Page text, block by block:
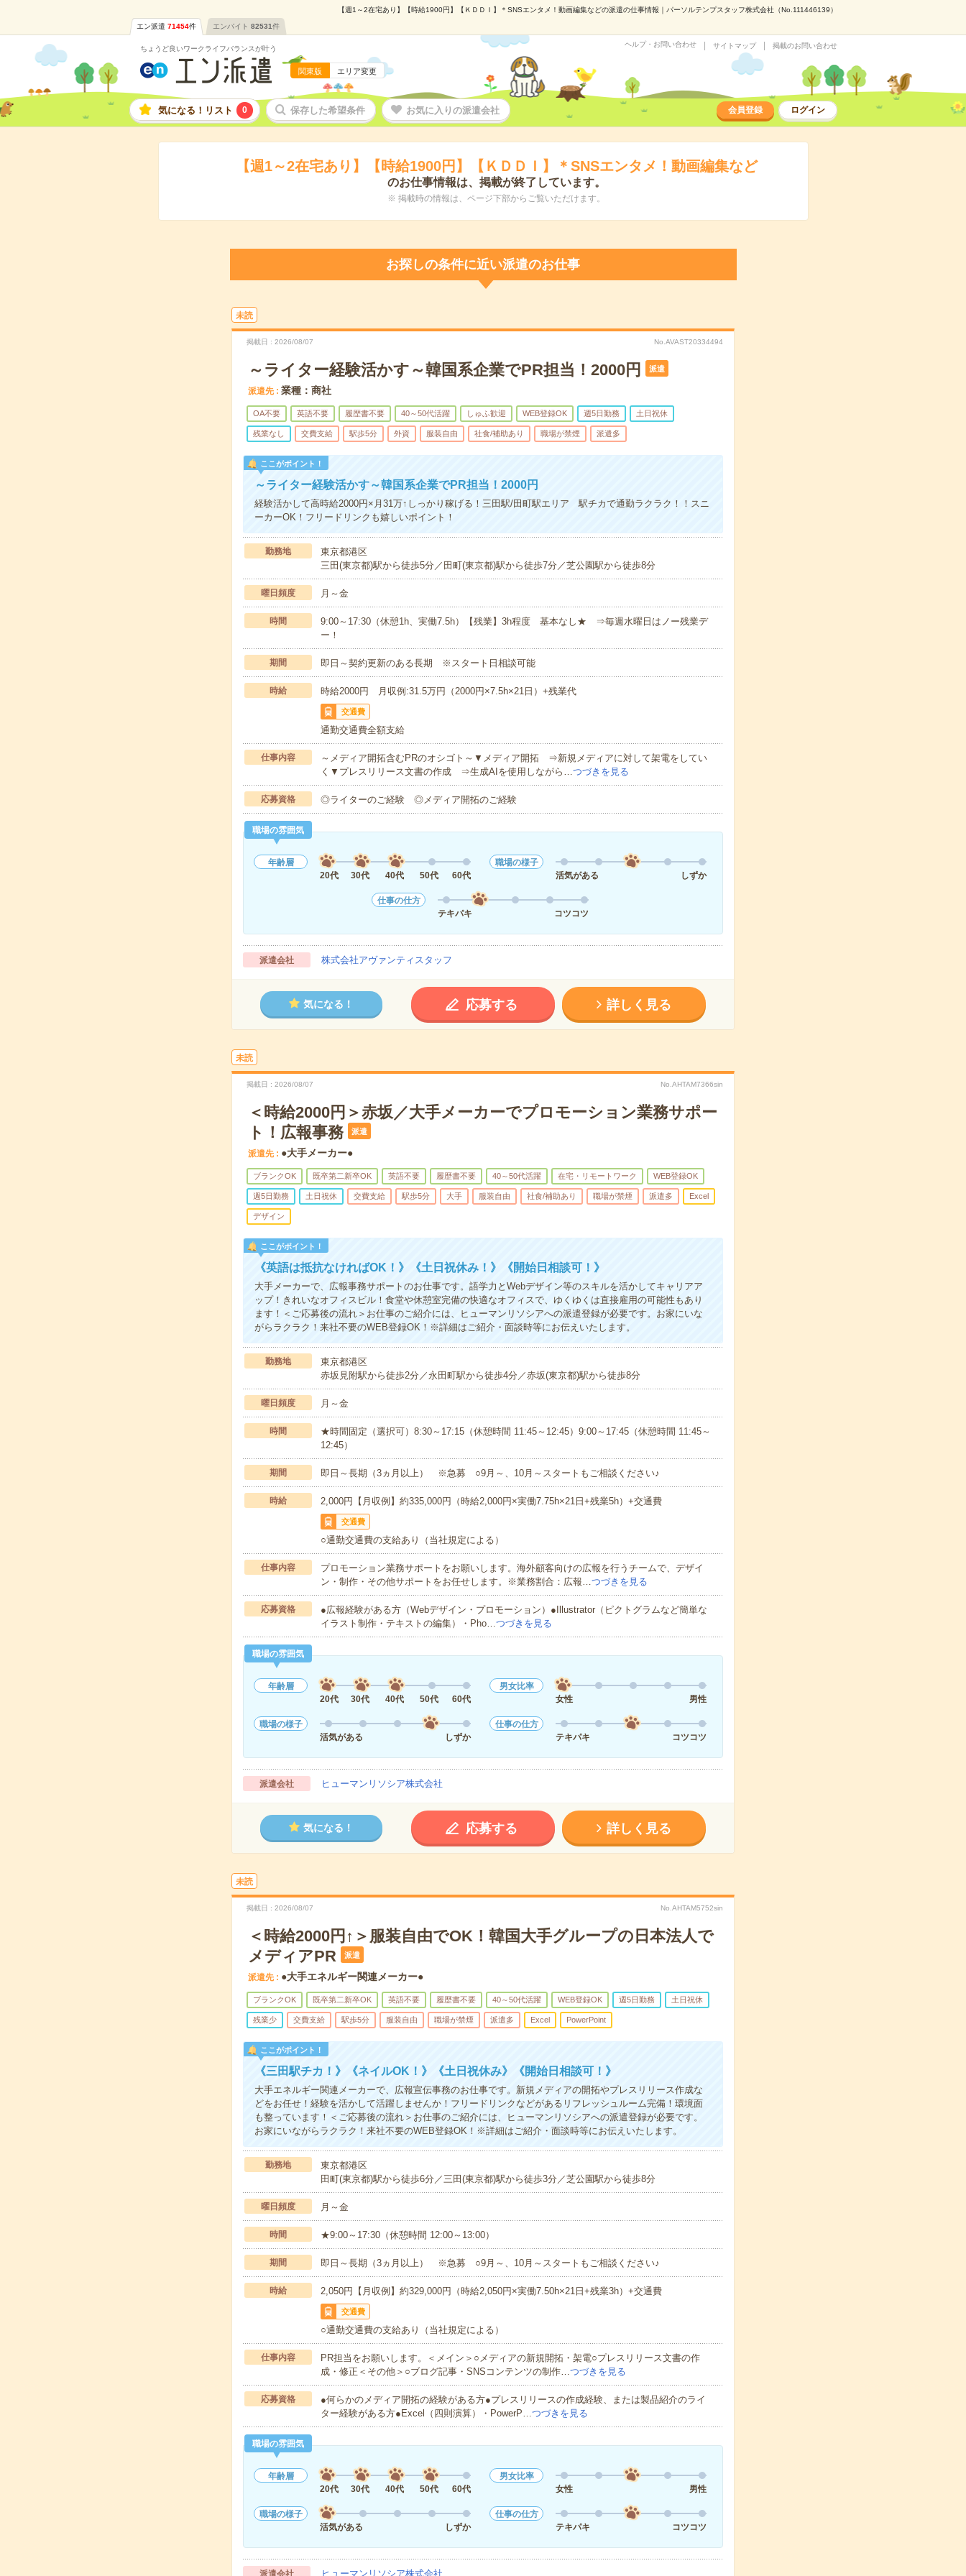
【週1～2在宅あり】【時給1900円】【ＫＤＤＩ】＊SNSエンタメ！動画編集などの派遣の仕事情報｜パーソルテンプスタッフ株式会社（No.111446139）
エン派遣 71454件 エンバイト 82531件
ちょうど良いワークライフバランスが叶う
関東版 エリア変更
ヘルプ・お問い合わせ サイトマップ 掲載のお問い合わせ
気になる！リスト 0 保存した希望条件 お気に入りの派遣会社 会員登録 ログイン
【週1～2在宅あり】【時給1900円】【ＫＤＤＩ】＊SNSエンタメ！動画編集など
のお仕事情報は、掲載が終了しています。
※ 掲載時の情報は、ページ下部からご覧いただけます。
お探しの条件に近い派遣のお仕事
未読
掲載日 2026/08/07 No.AVAST20334494
～ライター経験活かす～韓国系企業でPR担当！2000円 派遣
派遣先 業種：商社
OA不要 英語不要 履歴書不要 40～50代活躍 しゅふ歓迎 WEB登録OK 週5日勤務 土日祝休
残業なし 交費支給 駅歩5分 外資 服装自由 社食/補助あり 職場が禁煙 派遣多
ここがポイント！
～ライター経験活かす～韓国系企業でPR担当！2000円
経験活かして高時給2000円×月31万↑しっかり稼げる！三田駅/田町駅エリア 駅チカで通勤ラクラク！！スニ
ーカーOK！フリードリンクも嬉しいポイント！
勤務地
東京都港区
三田(東京都)駅から徒歩5分／田町(東京都)駅から徒歩7分／芝公園駅から徒歩8分
曜日頻度 月～金
時間
9:00～17:30（休憩1h、実働7.5h）【残業】3h程度 基本なし★ ⇒毎週水曜日はノー残業デ
ー！
期間 即日～契約更新のある長期 ※スタート日相談可能
時給 時給2000円 月収例:31.5万円（2000円×7.5h×21日）+残業代
交通費
通勤交通費全額支給
仕事内容
～メディア開拓含むPRのオシゴト～▼メディア開拓 ⇒新規メディアに対して架電をしてい
く▼プレスリリース文書の作成 ⇒生成AIを使用しながら…つづきを見る
応募資格 ◎ライターのご経験 ◎メディア開拓のご経験
職場の雰囲気
年齢層
20代
30代 40代 50代 60代
職場の様子
活気がある
しずか
仕事の仕方
テキパキ
コツコツ
派遣会社 株式会社アヴァンティスタッフ
気になる！ 応募する 詳しく見る
未読
掲載日 2026/08/07 No.AHTAM7366sin
＜時給2000円＞赤坂／大手メーカーでプロモーション業務サポー
ト！広報事務
派遣
派遣先 ●大手メーカー●
ブランクOK 既卒第二新卒OK 英語不要 履歴書不要 40～50代活躍 在宅・リモートワーク WEB登録OK
週5日勤務 土日祝休 交費支給 駅歩5分 大手 服装自由 社食/補助あり 職場が禁煙 派遣多 Excel
デザイン
ここがポイント！
《英語は抵抗なければOK！》《土日祝休み！》《開始日相談可！》
大手メーカーで、広報事務サポートのお仕事です。語学力とWebデザイン等のスキルを活かしてキャリアア
ップ！きれいなオフィスビル！食堂や休憩室完備の快適なオフィスで、ゆくゆくは直接雇用の可能性もあり
ます！＜ご応募後の流れ＞お仕事のご紹介には、ヒューマンリソシアへの派遣登録が必要です。お家にいな
がらラクラク！来社不要のWEB登録OK！※詳細はご紹介・面談時等にお伝えいたします。
勤務地
東京都港区
赤坂見附駅から徒歩2分／永田町駅から徒歩4分／赤坂(東京都)駅から徒歩8分
曜日頻度 月～金
時間
★時間固定（選択可）8:30～17:15（休憩時間 11:45～12:45）9:00～17:45（休憩時間 11:45～
12:45）
期間 即日～長期（3ヵ月以上） ※急募 ○9月～、10月～スタートもご相談ください♪
時給 2,000円【月収例】約335,000円（時給2,000円×実働7.75h×21日+残業5h）+交通費
交通費
○通勤交通費の支給あり（当社規定による）
仕事内容
プロモーション業務サポートをお願いします。海外顧客向けの広報を行うチームで、デザイ
ン・制作・その他サポートをお任せします。※業務割合：広報…つづきを見る
応募資格
●広報経験がある方（Webデザイン・プロモーション）●Illustrator（ピクトグラムなど簡単な
イラスト制作・テキストの編集）・Pho…つづきを見る
職場の雰囲気
年齢層
20代
30代 40代 50代 60代
男女比率
女性
男性
職場の様子
活気がある
しずか
仕事の仕方
テキパキ
コツコツ
派遣会社 ヒューマンリソシア株式会社
気になる！ 応募する 詳しく見る
未読
掲載日 2026/08/07 No.AHTAM5752sin
＜時給2000円↑＞服装自由でOK！韓国大手グループの日本法人で
メディアPR
派遣
派遣先 ●大手エネルギー関連メーカー●
ブランクOK 既卒第二新卒OK 英語不要 履歴書不要 40～50代活躍 WEB登録OK 週5日勤務 土日祝休
残業少 交費支給 駅歩5分 服装自由 職場が禁煙 派遣多 Excel PowerPoint
ここがポイント！
《三田駅チカ！》《ネイルOK！》《土日祝休み》《開始日相談可！》
大手エネルギー関連メーカーで、広報宣伝事務のお仕事です。新規メディアの開拓やプレスリリース作成な
どをお任せ！経験を活かして活躍しませんか！フリードリンクなどがあるリフレッシュルーム完備！環境面
も整っています！＜ご応募後の流れ＞お仕事のご紹介には、ヒューマンリソシアへの派遣登録が必要です。
お家にいながらラクラク！来社不要のWEB登録OK！※詳細はご紹介・面談時等にお伝えいたします。
勤務地
東京都港区
田町(東京都)駅から徒歩6分／三田(東京都)駅から徒歩3分／芝公園駅から徒歩8分
曜日頻度 月～金
時間 ★9:00～17:30（休憩時間 12:00～13:00）
期間 即日～長期（3ヵ月以上） ※急募 ○9月～、10月～スタートもご相談ください♪
時給 2,050円【月収例】約329,000円（時給2,050円×実働7.50h×21日+残業3h）+交通費
交通費
○通勤交通費の支給あり（当社規定による）
仕事内容
PR担当をお願いします。＜メイン＞○メディアの新規開拓・架電○プレスリリース文書の作
成・修正＜その他＞○ブログ記事・SNSコンテンツの制作…つづきを見る
応募資格
●何らかのメディア開拓の経験がある方●プレスリリースの作成経験、または製品紹介のライ
ター経験がある方●Excel（四則演算）・PowerP…つづきを見る
職場の雰囲気
年齢層
20代
30代 40代 50代 60代
男女比率
女性
男性
職場の様子
活気がある
しずか
仕事の仕方
テキパキ
コツコツ
派遣会社 ヒューマンリソシア株式会社